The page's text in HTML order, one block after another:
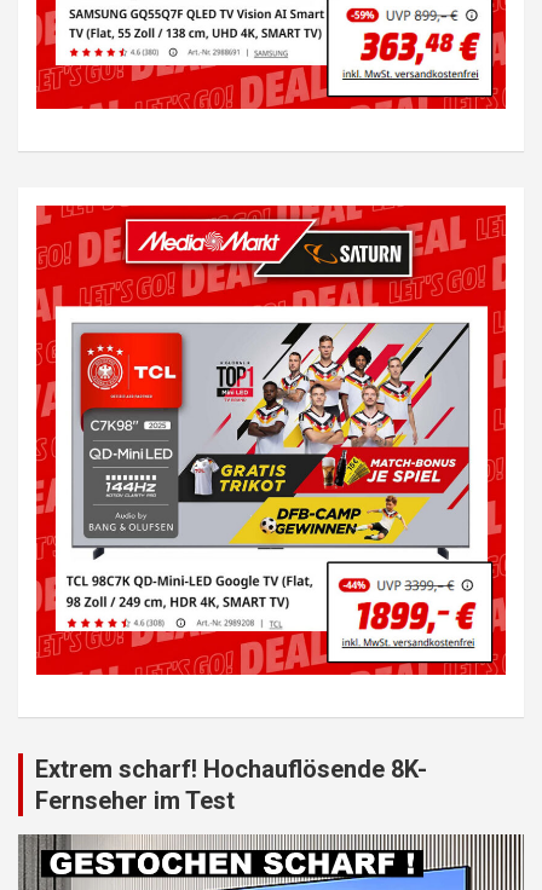
Extrem scharf! Hochauflösende 8K-
Fernseher im Test